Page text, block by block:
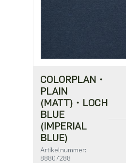
COLORPLAN・
PLAIN
(MATT)・LOCH
BLUE
(IMPERIAL
BLUE)
Artikelnummer:
88807288